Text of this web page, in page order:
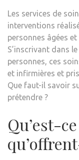
Les services de
interventions
personnes âgées
S’inscrivant dans
personnes, ces
et infirmières et
Que faut-il savoir
prétendre ?
Qu’est-